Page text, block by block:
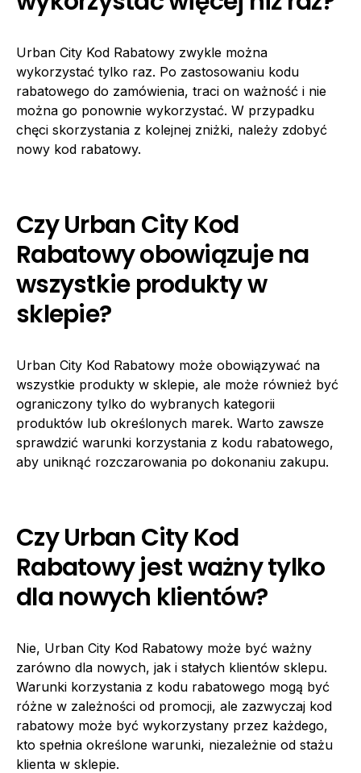
Urban City Kod Rabatowy zwykle można
wykorzystać tylko raz. Po zastosowaniu kodu
rabatowego do zamówienia, traci on ważność i nie
można go ponownie wykorzystać. W przypadku
chęci skorzystania z kolejnej zniżki, należy zdobyć
nowy kod rabatowy.
Czy Urban City Kod
Rabatowy obowiązuje na
wszystkie produkty w
sklepie?
Urban City Kod Rabatowy może obowiązywać na
wszystkie produkty w sklepie, ale może również być
ograniczony tylko do wybranych kategorii
produktów lub określonych marek. Warto zawsze
sprawdzić warunki korzystania z kodu rabatowego,
aby uniknąć rozczarowania po dokonaniu zakupu.
Czy Urban City Kod
Rabatowy jest ważny tylko
dla nowych klientów?
Nie, Urban City Kod Rabatowy może być ważny
zarówno dla nowych, jak i stałych klientów sklepu.
Warunki korzystania z kodu rabatowego mogą być
różne w zależności od promocji, ale zazwyczaj kod
rabatowy może być wykorzystany przez każdego,
kto spełnia określone warunki, niezależnie od stażu
klienta w sklepie.